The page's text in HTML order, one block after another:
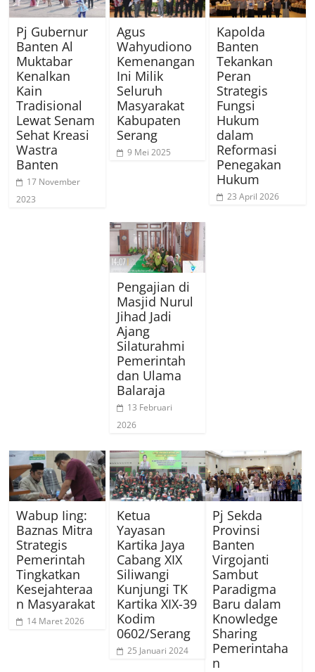
Pj Gubernur
Banten Al
Muktabar
Kenalkan
Kain
Tradisional
Lewat Senam
Sehat Kreasi
Wastra
Banten
17 November
2023
Agus
Wahyudiono
Kemenangan
Ini Milik
Seluruh
Masyarakat
Kabupaten
Serang
9 Mei 2025
Kapolda
Banten
Tekankan
Peran
Strategis
Fungsi
Hukum
dalam
Reformasi
Penegakan
Hukum
23 April 2026
Pengajian di
Masjid Nurul
Jihad Jadi
Ajang
Silaturahmi
Pemerintah
dan Ulama
Balaraja
13 Februari
2026
Wabup Iing:
Baznas Mitra
Strategis
Pemerintah
Tingkatkan
Kesejahteraa
n Masyarakat
14 Maret 2026
Ketua
Yayasan
Kartika Jaya
Cabang XIX
Siliwangi
Kunjungi TK
Kartika XIX-39
Kodim
0602/Serang
25 Januari 2024
Pj Sekda
Provinsi
Banten
Virgojanti
Sambut
Paradigma
Baru dalam
Knowledge
Sharing
Pemerintaha
n